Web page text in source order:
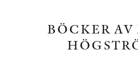
BÖCKER AV